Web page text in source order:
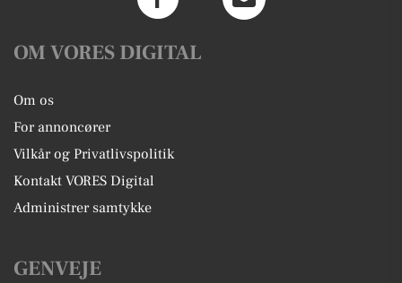
OM VORES DIGITAL
Om os
For annoncører
Vilkår og Privatlivspolitik
Kontakt VORES Digital
Administrer samtykke
GENVEJE